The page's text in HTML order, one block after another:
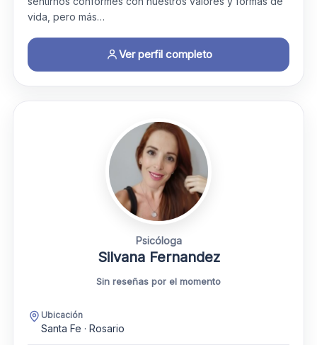
vida, pero más…
Ver perfil completo
Psicóloga
Silvana Fernandez
Sin reseñas por el momento
Ubicación
Santa Fe · Rosario